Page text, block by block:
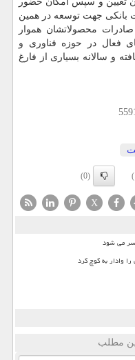
بانكی جهت توسعه در همین
محصولاتشان هموار
فعال در حوزه فناوری و
و سالانه بسیاری از فارغ
(0)
X
می شود
وادار به کوچ کرد
مطلب